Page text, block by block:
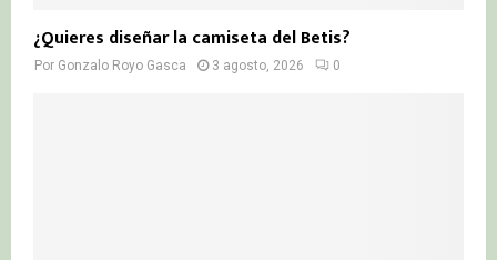
¿Quieres diseñar la camiseta del Betis?
Por Gonzalo Royo Gasca 3 agosto, 2026 0